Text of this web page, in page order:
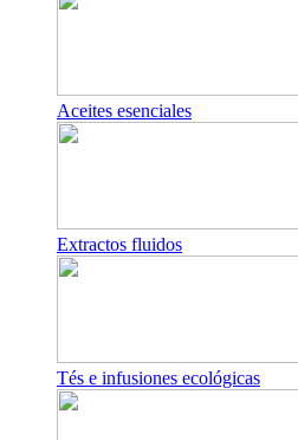
Aceites esenciales
Extractos fluidos
Tés e infusiones ecológicas